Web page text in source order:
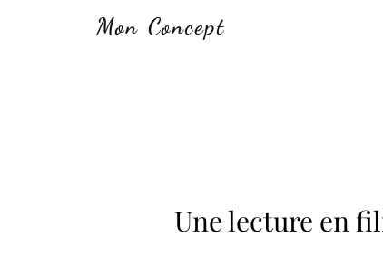
Mon Concept
Une lecture en